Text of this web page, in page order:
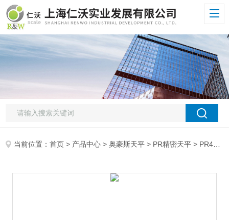
当前位置：首页 > 产品中心 >奥豪斯天平 > PR精密天平 > PR423ZH/E奥豪斯OHAUS精密天平